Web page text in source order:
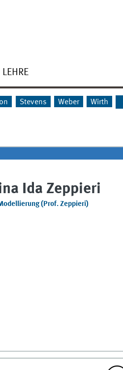
LEHRE
Stevens Weber Wirth
Ida Zeppieri
(Prof. Zeppieri)